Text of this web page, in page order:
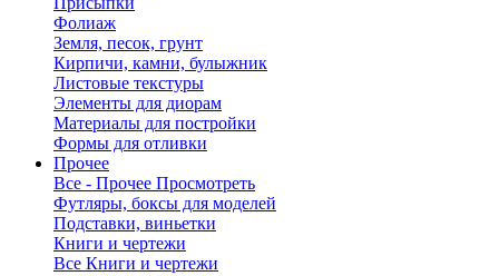
Фолиаж
Земля, песок, грунт
Кирпичи, камни, булыжник
Листовые текстуры
Элементы для диорам
Материалы для постройки
Формы для отливки
Прочее
Все - Прочее Просмотреть
Футляры, боксы для моделей
Подставки, виньетки
Книги и чертежи
Все Книги и чертежи